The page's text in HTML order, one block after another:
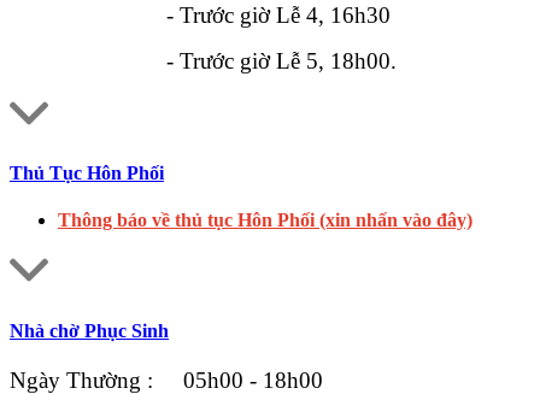
- Trước giờ Lễ 4, 16h30
- Trước giờ Lễ 5, 18h00.
Thủ Tục Hôn Phối
Thông báo về thủ tục Hôn Phối (xin nhấn vào đây)
Nhà chờ Phục Sinh
Ngày Thường : 05h00 - 18h00